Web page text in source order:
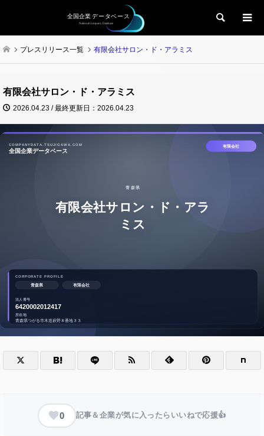
検索
プレスリリース一覧 有限会社サロン・ド・アラミス
有限会社サロン・ド・アラミス
2026.04.23 / 最終更新日：2026.04.23
0 記事＆企業が気に入ったらいいねで応援👍